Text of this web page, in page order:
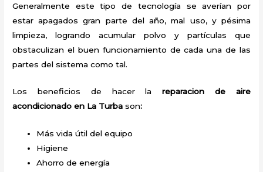
Generalmente este tipo de tecnología se averían por
estar apagados gran parte del año, mal uso, y pésima
limpieza, logrando acumular polvo y partículas que
obstaculizan el buen funcionamiento de cada una de las
partes del sistema como tal.
Los beneficios de hacer lareparacion de aire
acondicionado en La Turbason:
Más vida útil del equipo
Higiene
Ahorro de energía